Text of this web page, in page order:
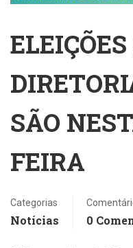
SÃO
FEIRA
Categorias
Notícias 0